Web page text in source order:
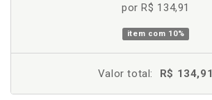
por R$ 134,91
item com 10%
Valor total: R$ 134,91